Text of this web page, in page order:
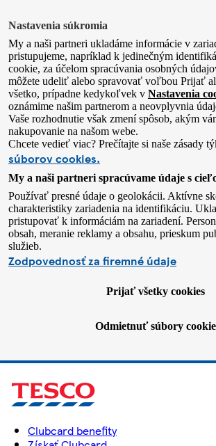
Nastavenia súkromia
My a naši partneri ukladáme informácie v
pristupujeme, napríklad k jedinečným
cookie, za účelom spracúvania osobných
môžete udeliť alebo spravovať voľbou Prijať
všetko, prípadne kedykoľvek v Nastavenia
oznámime našim partnerom a neovplyvnia
Vaše rozhodnutie však zmení spôsob, akým
nakupovanie na našom webe.
Chcete vedieť viac? Prečítajte si naše zásady
súborov cookies.
My a naši partneri spracúvame údaje s
Používať presné údaje o geolokácii. Aktívne
charakteristiky zariadenia na identifikáciu.
pristupovať k informáciám na zariadení.
obsah, meranie reklamy a obsahu, prieskum
služieb.
Zodpovednosť za firemné údaje
Prijať všetky cookies
Odmietnuť súbory cookie
Clubcard benefity